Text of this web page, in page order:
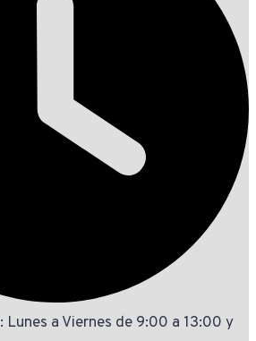
: Lunes a Viernes de 9:00 a 13:00 y